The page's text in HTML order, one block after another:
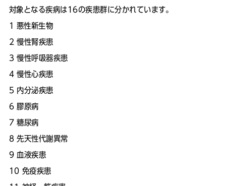
対象となる疾病は16の疾患群に分かれています。
​悪性新生物
慢性腎疾患
慢性呼吸器疾患
慢性心疾患
内分泌疾患
膠原病
糖尿病
先天性代謝異常
血液疾患
免疫疾患